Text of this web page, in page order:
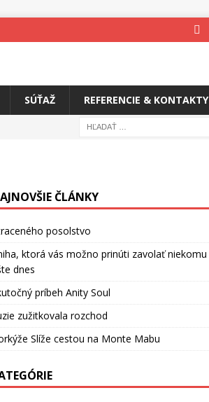
SÚŤAŽ REFERENCIE & KONTAKTY
ČLÁNKY
posolstvo
ktorá vás možno prinúti zavolať niekomu
dnes
príbeh Anity Soul
zužitkovala rozchod
Slíže cestou na Monte Mabu